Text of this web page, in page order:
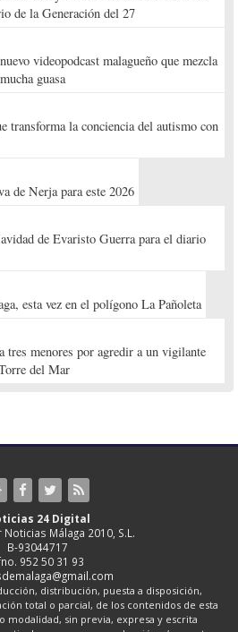
de la Generación del 27
videopodcast malagueño que mezcla
guasa
transforma la conciencia del autismo con
de Nerja para este 2026
de Evaristo Guerra para el diario
esta vez en el polígono La Pañoleta
tres menores por agredir a un vigilante
del Mar
24 Digital
Málaga 2010, S.L.
B-93044717
952 50 31 93
distribución, puesta a disposición,
total o parcial, de los contenidos de esta
modalidad, sin previa, expresa y escrita